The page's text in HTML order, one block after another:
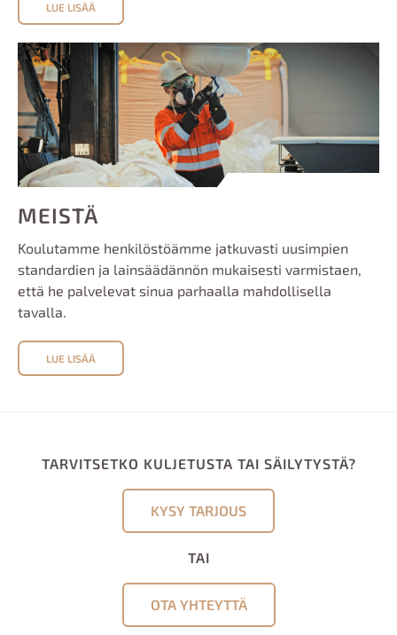
LUE LISÄÄ
MEISTÄ
Koulutamme henkilöstöämme jatkuvasti uusimpien
standardien ja lainsäädännön mukaisesti varmistaen,
että he palvelevat sinua parhaalla mahdollisella
tavalla.
LUE LISÄÄ
TARVITSETKO KULJETUSTA TAI SÄILYTYSTÄ?
KYSY TARJOUS
TAI
OTA YHTEYTTÄ